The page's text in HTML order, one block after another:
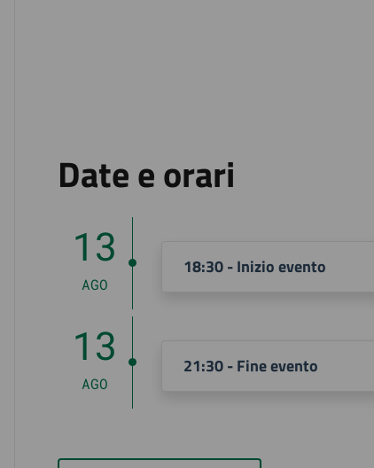
Date e orari
13
AGO
18:30 - Inizio evento
13
AGO
21:30 - Fine evento